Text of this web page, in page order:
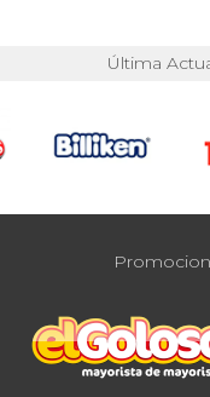
Última